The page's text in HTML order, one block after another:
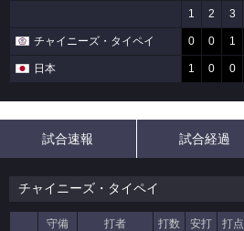
1 2 3
チャイニーズ・タイペイ 0 0 1
日本 1 0 0
試合速報 試合経過
チャイニーズ・タイペイ
守備 打者 打数 安打 打点